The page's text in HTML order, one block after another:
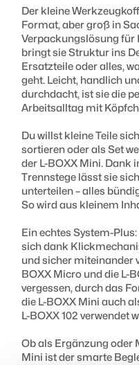
Innenmaße
221 x 138 x 44 mm
Volumen :
1,5 Liter
0,3 kg
Der kleine
Format, aber groß in
Verpackungslösung für
bringt sie Struktur ins
Ersatzteile oder alles,
geht. Leicht, handlich
durchdacht, ist sie die
Arbeitsalltag mit
Du willst kleine Teile
sortieren oder als Set
der L-BOXX Mini. Dank
Trennstege lässt sie
unterteilen – alles
So wird aus kleinem
Ein echtes System-
sich dank
und sicher miteinander
BOXX Micro und die L-
vergessen, durch das
die L-BOXX Mini auch
L-BOXX 102 verwendet
Ob als Ergänzung oder
Mini ist der smarte